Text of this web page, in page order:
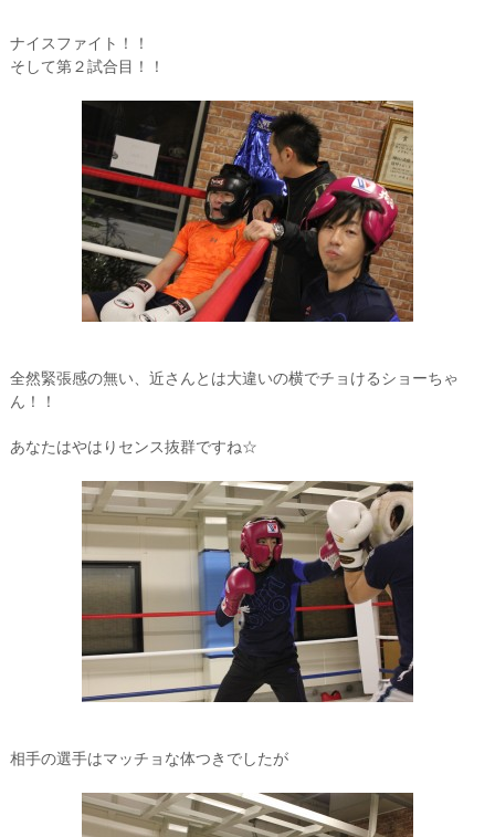
ナイスファイト！！
そして第２試合目！！
全然緊張感の無い、近さんとは大違いの横でチョけるショーちゃ
ん！！
あなたはやはりセンス抜群ですね☆
相手の選手はマッチョな体つきでしたが